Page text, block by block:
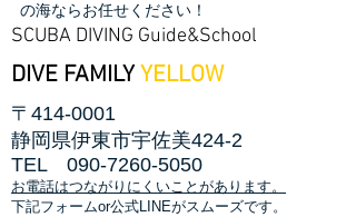
の海ならお任せください！
SCUBA DIVING Guide&School
DIVE FAMILY YELLOW
〒414-0001
静岡県伊東市宇佐美424-2
TEL 090-7260-5050
お電話はつながりにくいことがあります。
​下記フォームor公式LINEがスムーズです。